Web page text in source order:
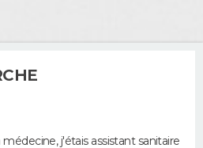
j'étais assistant sanitaire